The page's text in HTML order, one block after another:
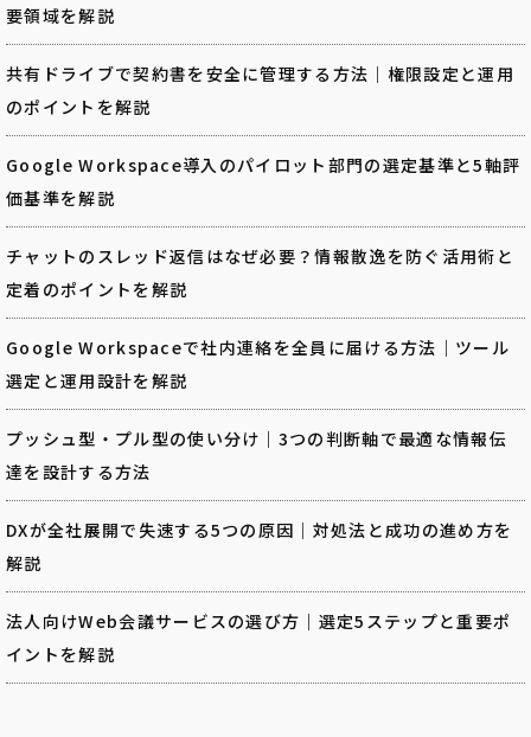
要領域を解説
共有ドライブで契約書を安全に管理する方法｜権限設定と運用
のポイントを解説
Google Workspace導入のパイロット部門の選定基準と5軸評
価基準を解説
チャットのスレッド返信はなぜ必要？情報散逸を防ぐ活用術と
定着のポイントを解説
Google Workspaceで社内連絡を全員に届ける方法｜ツール
選定と運用設計を解説
プッシュ型・プル型の使い分け｜3つの判断軸で最適な情報伝
達を設計する方法
DXが全社展開で失速する5つの原因｜対処法と成功の進め方を
解説
法人向けWeb会議サービスの選び方｜選定5ステップと重要ポ
イントを解説